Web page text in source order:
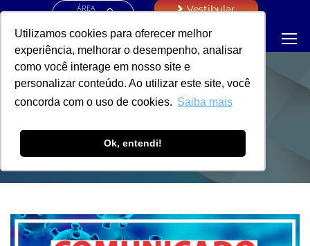
Utilizamos cookies para oferecer melhor
experiência, melhorar o desempenho, analisar
como você interage em nosso site e
personalizar conteúdo. Ao utilizar este site, você
concorda com o uso de cookies. Saiba mais
Ok, entendi!
ÁREA
Vestibular
PORTARIA - VICE-
REITORIA